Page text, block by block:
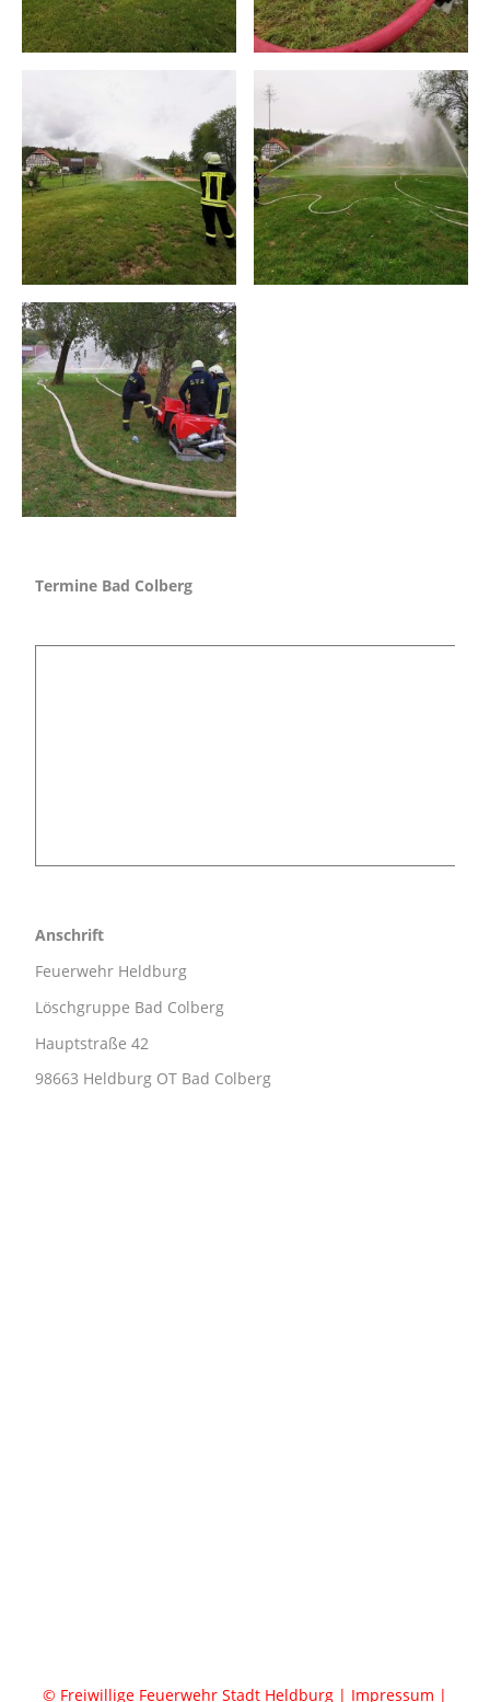
Termine Bad Colberg
Anschrift
Feuerwehr Heldburg
Löschgruppe Bad Colberg
Hauptstraße 42
98663 Heldburg OT Bad Colberg
© Freiwillige Feuerwehr Stadt Heldburg | Impressum |